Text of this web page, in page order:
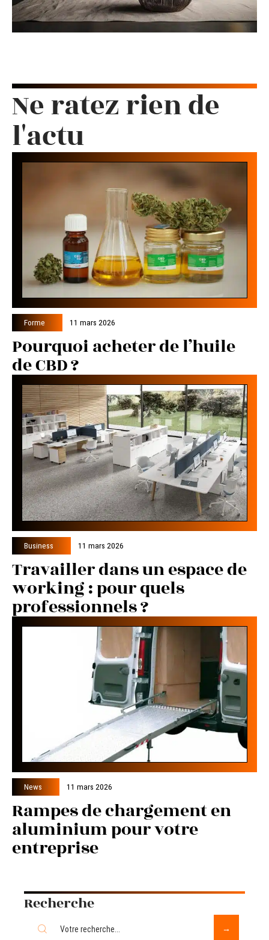
Ne ratez rien de
l'actu
Forme 11 mars 2026
Pourquoi acheter de l’huile
de CBD ?
Business 11 mars 2026
Travailler dans un espace de
working : pour quels
professionnels ?
News 11 mars 2026
Rampes de chargement en
aluminium pour votre
entreprise
Recherche